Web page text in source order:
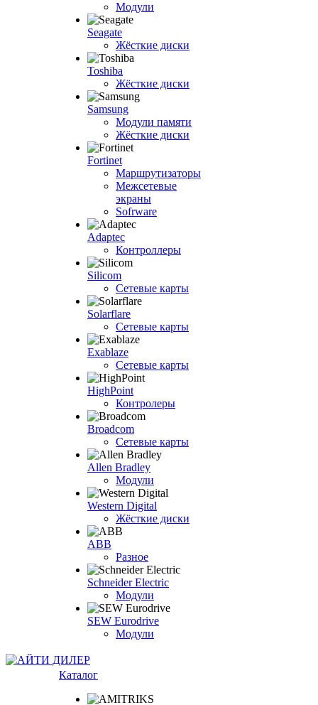
Модули
Seagate
Жёсткие диски
Toshiba
Жёсткие диски
Samsung
Модули памяти
Жёсткие диски
Fortinet
Маршрутизаторы
Межсетевые
экраны
Sofrware
Adaptec
Контроллеры
Silicom
Сетевые карты
Solarflare
Сетевые карты
Exablaze
Сетевые карты
HighPoint
Контролеры
Broadcom
Сетевые карты
Allen Bradley
Модули
Western Digital
Жёсткие диски
ABB
Разное
Schneider Electric
Модули
SEW Eurodrive
Модули
Каталог